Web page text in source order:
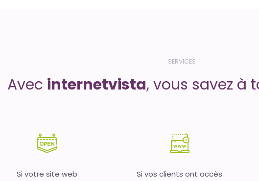
SERVICES
Avec internetvista, vous savez à
Si votre site web
Si vos clients ont accès